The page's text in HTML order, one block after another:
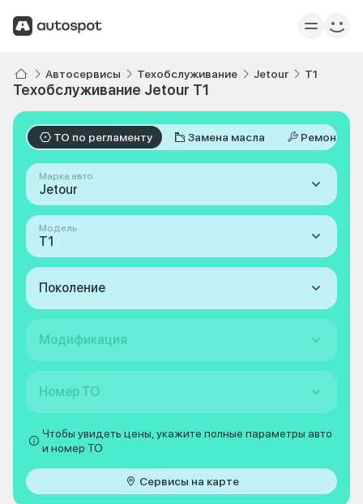
Автосервисы Техобслуживание Jetour T1
Техобслуживание Jetour T1
ТО по регламенту Замена масла Ремонт
Марка авто
Jetour
Модель
T1
Поколение
Модификация
Номер ТО
Чтобы увидеть цены, укажите полные параметры авто
и номер ТО
Сервисы на карте